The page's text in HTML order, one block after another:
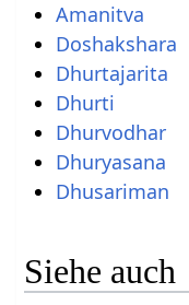
Amanitva
Doshakshara
Dhurtajarita
Dhurti
Dhurvodhar
Dhuryasana
Dhusariman
Siehe auch